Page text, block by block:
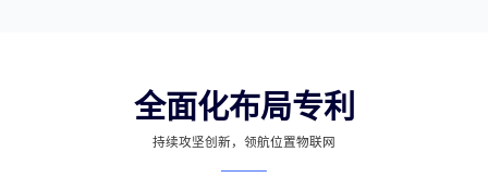
全面化布局专利
持续攻坚创新，领航位置物联网